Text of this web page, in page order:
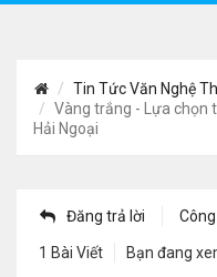
Tin Tức Văn Nghệ
Vàng trắng - Lựa chọn
Hải Ngoại
Đăng trả lời
1 Bài Viết Bạn đang